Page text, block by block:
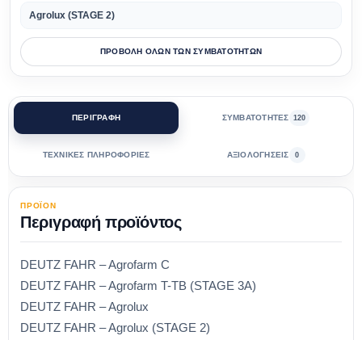
Agrolux (STAGE 2)
ΠΡΟΒΟΛΗ ΟΛΩΝ ΤΩΝ ΣΥΜΒΑΤΟΤΗΤΩΝ
ΠΕΡΙΓΡΑΦΗ ΣΥΜΒΑΤΟΤΗΤΕΣ 120
ΤΕΧΝΙΚΕΣ ΠΛΗΡΟΦΟΡΙΕΣ ΑΞΙΟΛΟΓΗΣΕΙΣ 0
ΠΡΟΪΟΝ
Περιγραφή προϊόντος
DEUTZ FAHR – Agrofarm C
DEUTZ FAHR – Agrofarm T-TB (STAGE 3A)
DEUTZ FAHR – Agrolux
DEUTZ FAHR – Agrolux (STAGE 2)